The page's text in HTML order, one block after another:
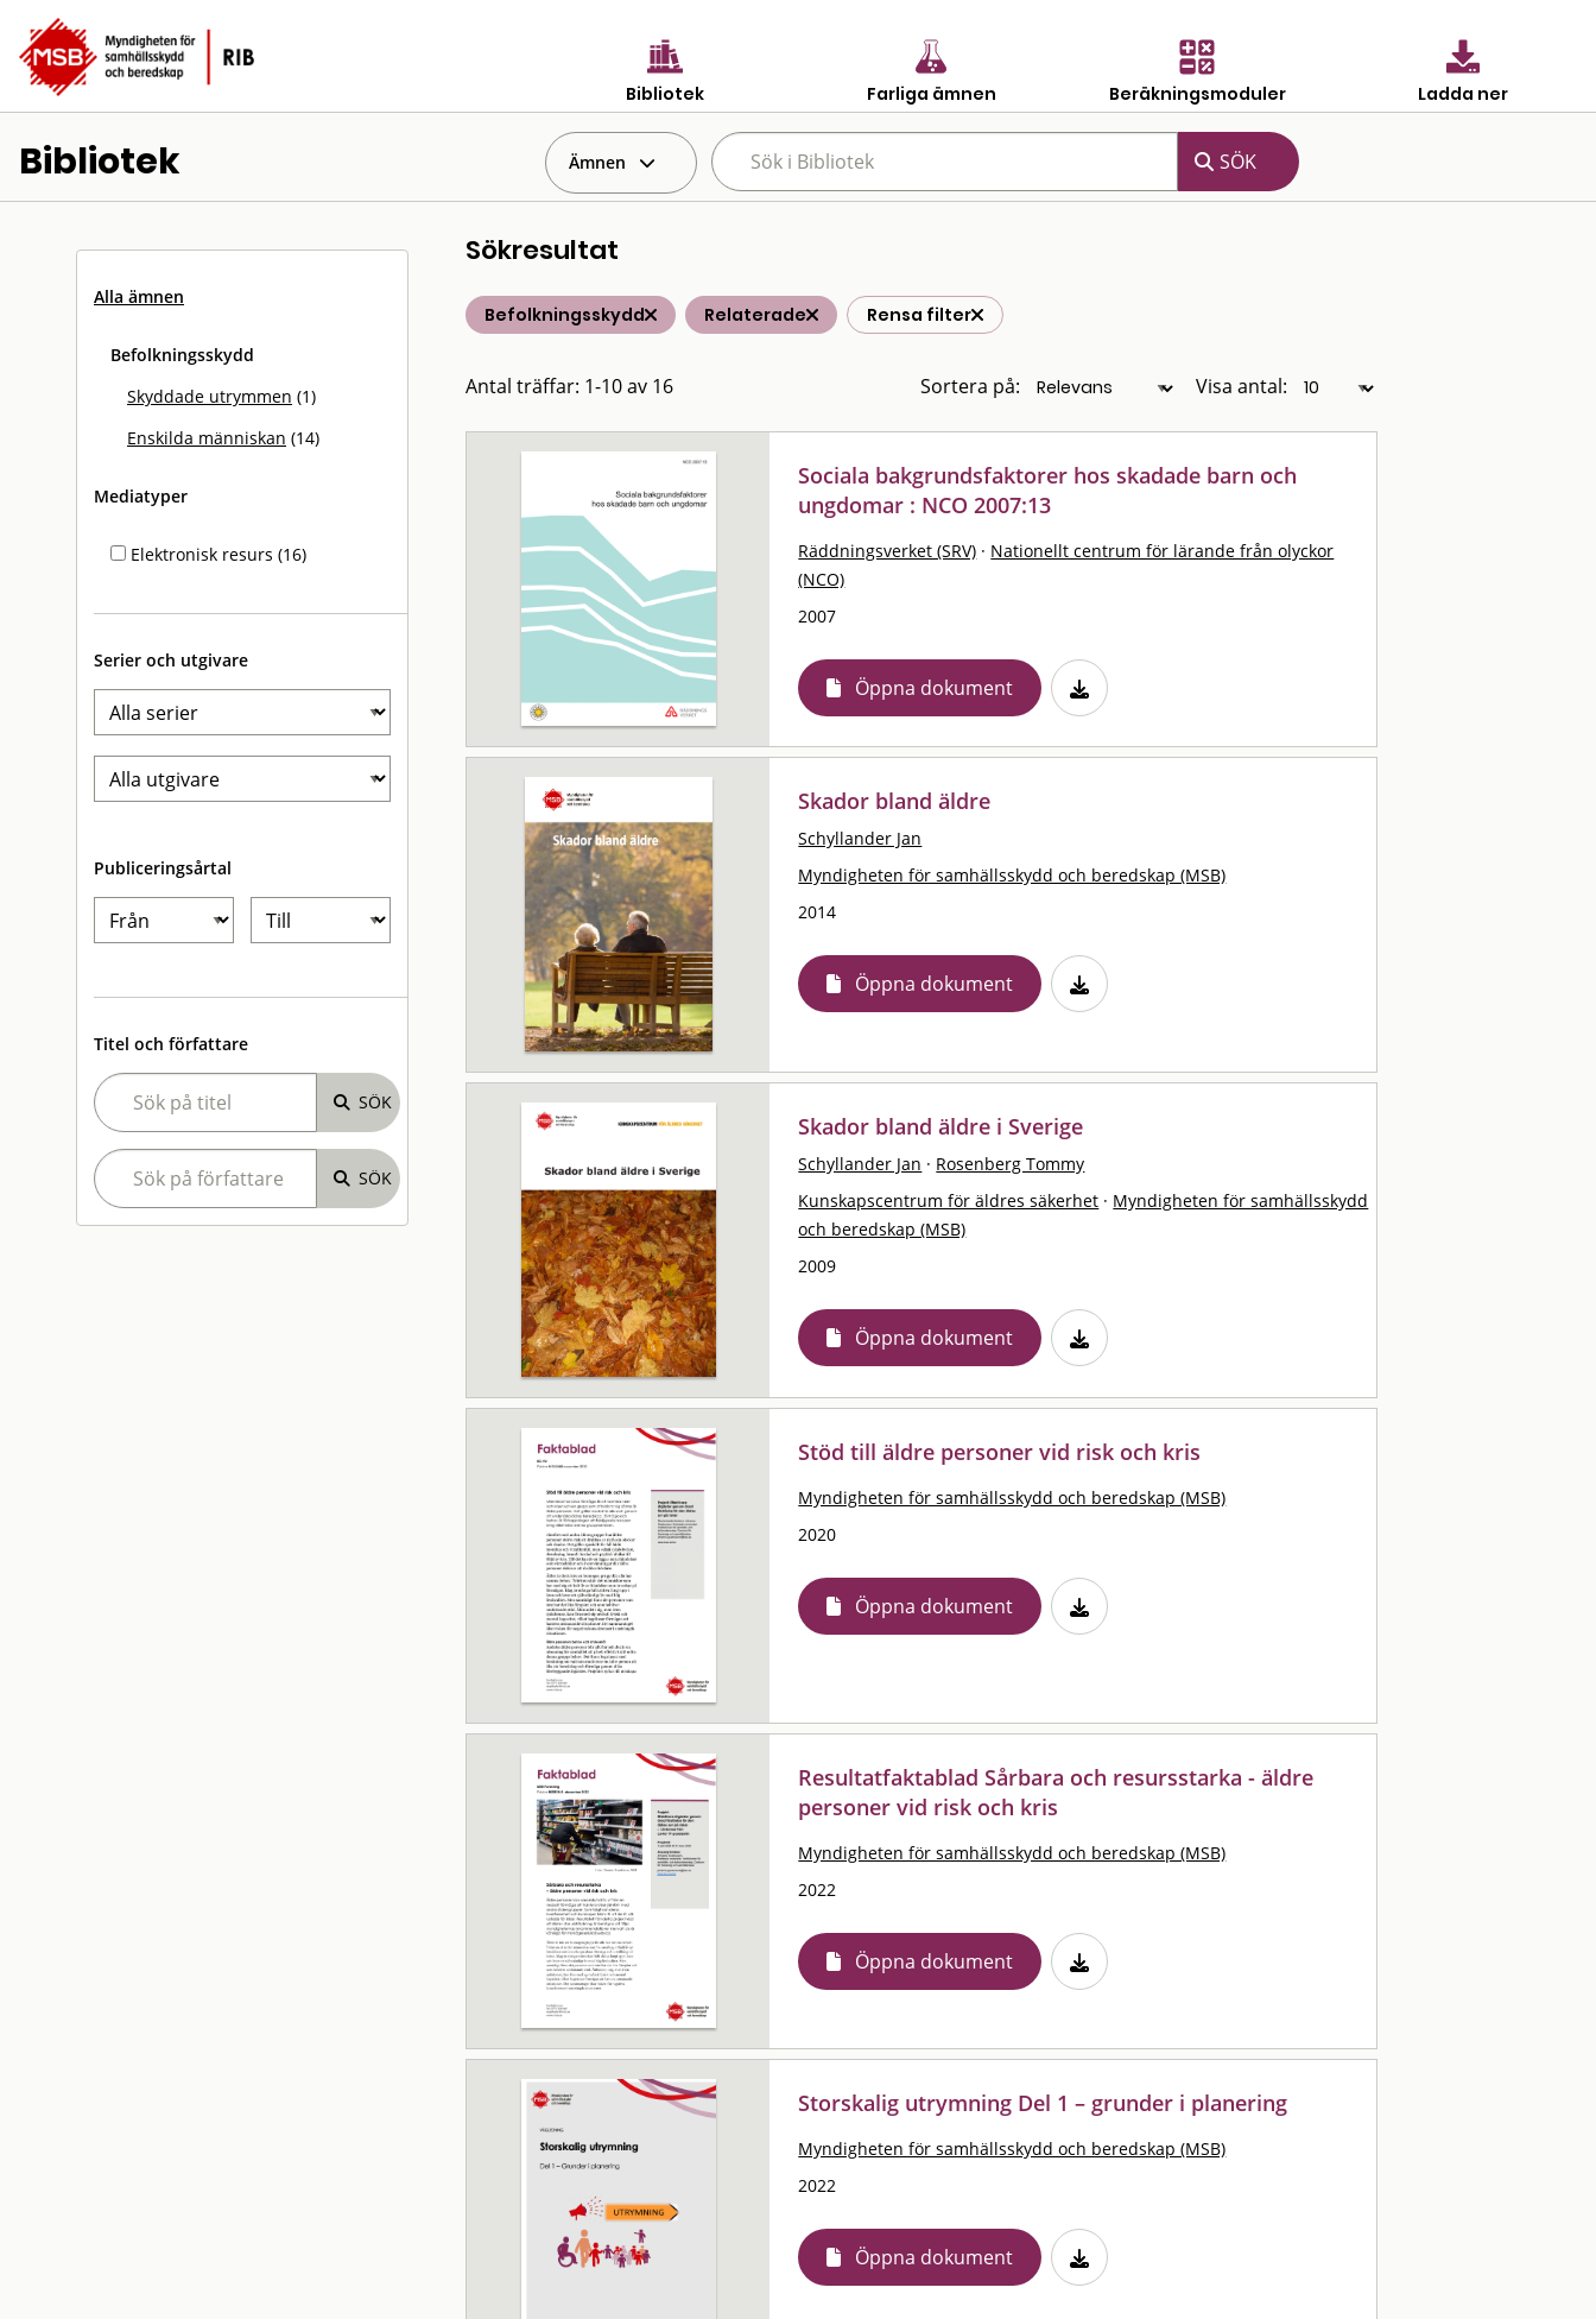
Bibliotek Farliga ämnen Beräkningsmoduler Ladda ner
Bibliotek Ämnen
Alla ämnen
Befolkningsskydd
Skyddade utrymmen (1)
Enskilda människan (14)
Mediatyper
Elektronisk resurs (16)
Serier och utgivare
Publiceringsårtal
Titel och författare
Sökresultat
Befolkningsskydd Relaterade Rensa filter
Antal träffar: 1-10 av 16 Sortera på: Visa antal:
Sociala bakgrundsfaktorer hos skadade barn och
ungdomar : NCO 2007:13
Räddningsverket (SRV) · Nationellt centrum för lärande från olyckor
(NCO)
2007
Öppna dokument
Skador bland äldre
Schyllander Jan
Myndigheten för samhällsskydd och beredskap (MSB)
2014
Öppna dokument
Skador bland äldre i Sverige
Schyllander Jan · Rosenberg Tommy
Kunskapscentrum för äldres säkerhet · Myndigheten för samhällsskydd
och beredskap (MSB)
2009
Öppna dokument
Stöd till äldre personer vid risk och kris
Myndigheten för samhällsskydd och beredskap (MSB)
2020
Öppna dokument
Resultatfaktablad Sårbara och resursstarka - äldre
personer vid risk och kris
Myndigheten för samhällsskydd och beredskap (MSB)
2022
Öppna dokument
Storskalig utrymning Del 1 – grunder i planering
Myndigheten för samhällsskydd och beredskap (MSB)
2022
Öppna dokument